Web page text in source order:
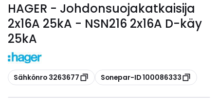
HAGER - Johdonsuojakatkaisija
2x16A 25kA - NSN216 2x16A D-käy
25kA
Kopioi
Sähkönro 3263677 Kopioi
Sonepar-ID 100086333